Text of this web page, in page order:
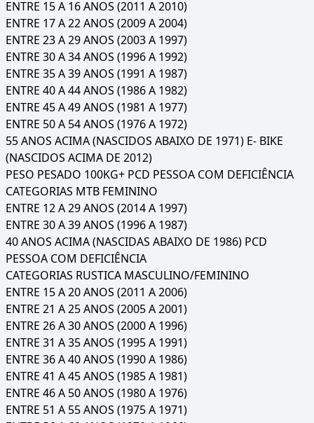
ENTRE 15 A 16 ANOS (2011 A 2010)
ENTRE 17 A 22 ANOS (2009 A 2004)
ENTRE 23 A 29 ANOS (2003 A 1997)
ENTRE 30 A 34 ANOS (1996 A 1992)
ENTRE 35 A 39 ANOS (1991 A 1987)
ENTRE 40 A 44 ANOS (1986 A 1982)
ENTRE 45 A 49 ANOS (1981 A 1977)
ENTRE 50 A 54 ANOS (1976 A 1972)
55 ANOS ACIMA (NASCIDOS ABAIXO DE 1971) E- BIKE
(NASCIDOS ACIMA DE 2012)
PESO PESADO 100KG+ PCD PESSOA COM DEFICIÊNCIA
CATEGORIAS MTB FEMININO
ENTRE 12 A 29 ANOS (2014 A 1997)
ENTRE 30 A 39 ANOS (1996 A 1987)
40 ANOS ACIMA (NASCIDAS ABAIXO DE 1986) PCD
PESSOA COM DEFICIÊNCIA
CATEGORIAS RUSTICA MASCULINO/FEMININO
ENTRE 15 A 20 ANOS (2011 A 2006)
ENTRE 21 A 25 ANOS (2005 A 2001)
ENTRE 26 A 30 ANOS (2000 A 1996)
ENTRE 31 A 35 ANOS (1995 A 1991)
ENTRE 36 A 40 ANOS (1990 A 1986)
ENTRE 41 A 45 ANOS (1985 A 1981)
ENTRE 46 A 50 ANOS (1980 A 1976)
ENTRE 51 A 55 ANOS (1975 A 1971)